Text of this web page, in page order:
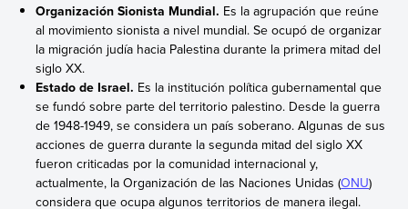
Organización Sionista Mundial. Es la agrupación que reúne
al movimiento sionista a nivel mundial. Se ocupó de organizar
la migración judía hacia Palestina durante la primera mitad del
siglo XX.
Estado de Israel. Es la institución política gubernamental que
se fundó sobre parte del territorio palestino. Desde la guerra
de 1948-1949, se considera un país soberano. Algunas de sus
acciones de guerra durante la segunda mitad del siglo XX
fueron criticadas por la comunidad internacional y,
actualmente, la Organización de las Naciones Unidas (ONU)
considera que ocupa algunos territorios de manera ilegal.